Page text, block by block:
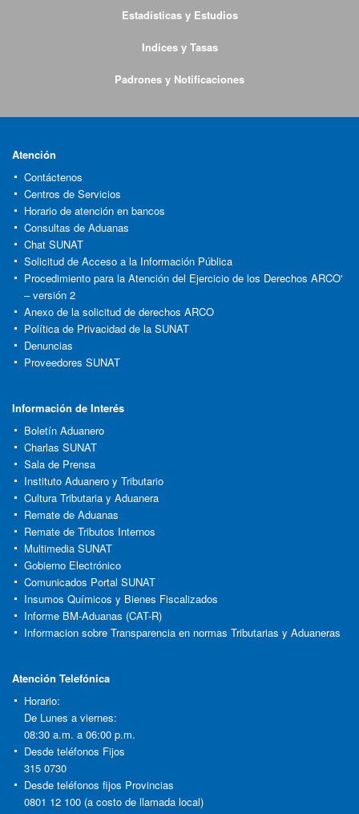
Estadísticas y Estudios
Indices y Tasas
Padrones y Notificaciones
Atención
Contáctenos
Centros de Servicios
Horario de atención en bancos
Consultas de Aduanas
Chat SUNAT
Solicitud de Acceso a la Información Pública
Procedimiento para la Atención del Ejercicio de los Derechos ARCO'
– versión 2
Anexo de la solicitud de derechos ARCO
Política de Privacidad de la SUNAT
Denuncias
Proveedores SUNAT
Información de Interés
Boletín Aduanero
Charlas SUNAT
Sala de Prensa
Instituto Aduanero y Tributario
Cultura Tributaria y Aduanera
Remate de Aduanas
Remate de Tributos Internos
Multimedia SUNAT
Gobierno Electrónico
Comunicados Portal SUNAT
Insumos Químicos y Bienes Fiscalizados
Informe BM-Aduanas (CAT-R)
Informacion sobre Transparencia en normas Tributarias y Aduaneras
Atención Telefónica
Horario:
De Lunes a viernes:
08:30 a.m. a 06:00 p.m.
Desde teléfonos Fijos
315 0730
Desde teléfonos fijos Provincias
0801 12 100 (a costo de llamada local)